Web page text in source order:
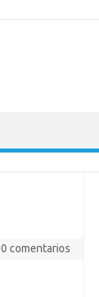
0 comentarios